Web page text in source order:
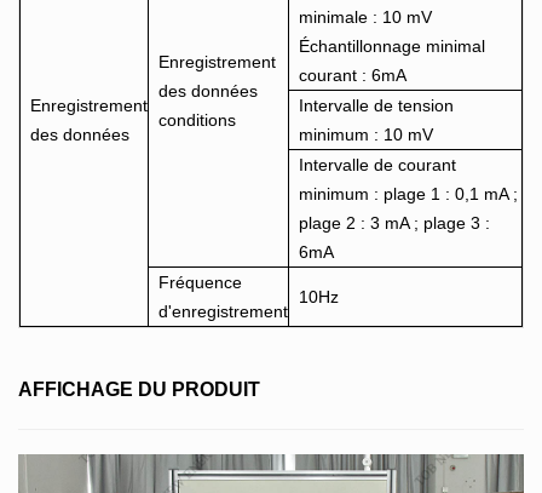
Enregistrement
des données
Enregistrement
des données
conditions
minimale : 10 mV
Échantillonnage minimal
courant : 6mA
Intervalle de tension
minimum : 10 mV
Intervalle de courant
minimum : plage 1 : 0,1 mA ;
plage 2 : 3 mA ; plage 3 :
6mA
Fréquence
d'enregistrement
10Hz
AFFICHAGE DU PRODUIT